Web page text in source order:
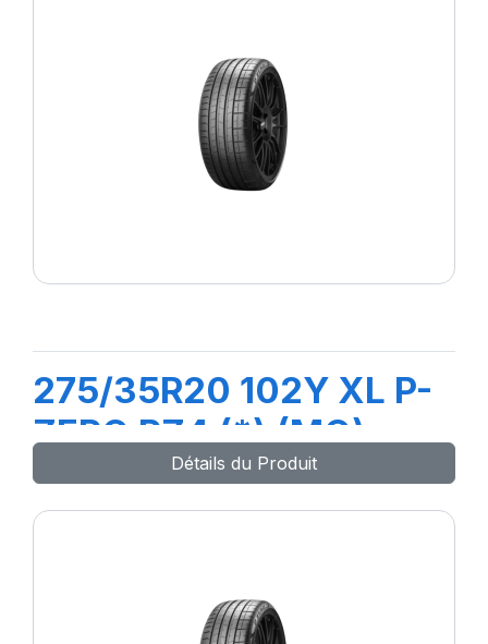
275/35R20 102Y XL P-
ZERO PZ4 (*) (MO)
Détails du Produit